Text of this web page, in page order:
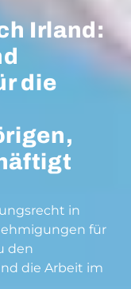
Irland:
die
in
für
den
die Arbeit im